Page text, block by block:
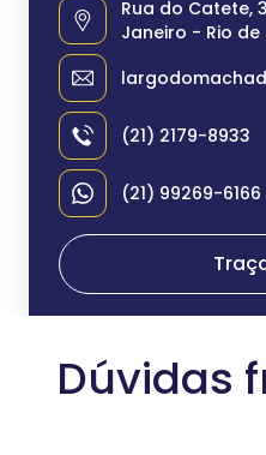
Rua do Catete,
Janeiro - Rio de
(21) 2179-8933
(21) 99269-6166
Dúvidas